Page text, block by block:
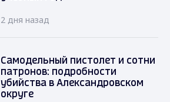
2 дня назад
Самодельный пистолет и сотни
патронов: подробности
убийства в Александровском
округе